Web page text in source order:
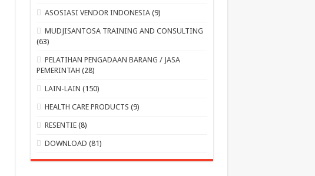
ASOSIASI VENDOR INDONESIA (9)
MUDJISANTOSA TRAINING AND CONSULTING
(63)
PELATIHAN PENGADAAN BARANG / JASA
PEMERINTAH (28)
LAIN-LAIN (150)
HEALTH CARE PRODUCTS (9)
RESENTIE (8)
DOWNLOAD (81)